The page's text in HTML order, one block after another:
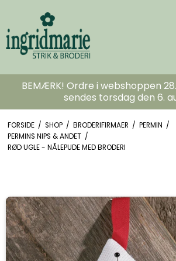
BEMÆRK! Ordre i webshoppen
sendes torsdag den 6.
FORSIDE / SHOP / BRODERIFIRMAER / PERMIN /
PERMINS NIPS & ANDET /
RØD UGLE - NÅLEPUDE MED BRODERI